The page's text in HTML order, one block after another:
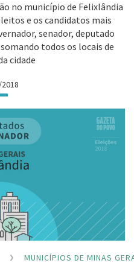
no município de Felixlândia
e os candidatos mais
senador, deputado
todos os locais de
cidade
MUNICÍPIOS DE MINAS